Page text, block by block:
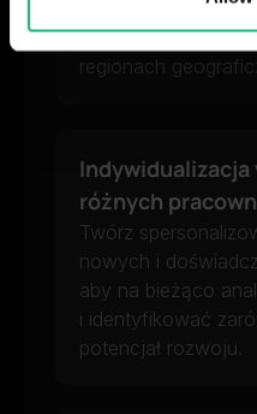
provided to them or that
of their services.
różnych krajów i
kryteriów dla
regionach
Indywidualizacja
różnych
Twórz
nowych i
aby na bieżąco
i identyfikować
potencjał rozwoju.